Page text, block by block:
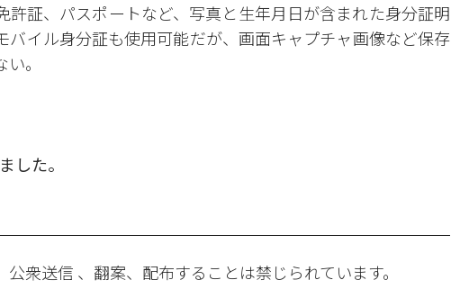
許証、パスポートなど、写真と生年月日が含まれた身分証明
バイル身分証も使用可能だが、画面キャプチャ画像など保存
。
した。
衆送信 、翻案、配布することは禁じられています。